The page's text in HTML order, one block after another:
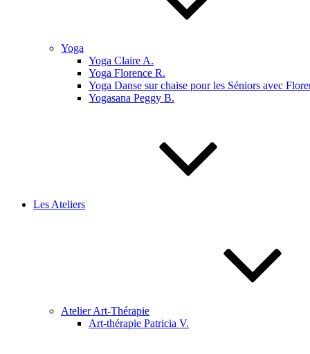
Yoga
Yoga Claire A.
Yoga Florence R.
Yoga Danse sur chaise pour les Séniors avec
Yogasana Peggy B.
Les Ateliers
Atelier Art-Thérapie
Art-thérapie Patricia V.